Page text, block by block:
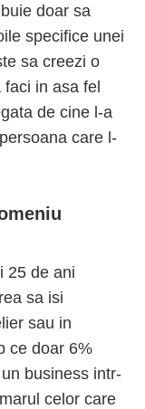
doar sa
specifice unei
sa creezi o
in asa fel
de cine l-a
care l-
25 de ani
sa isi
sau in
ce doar 6%
business intr-
celor care